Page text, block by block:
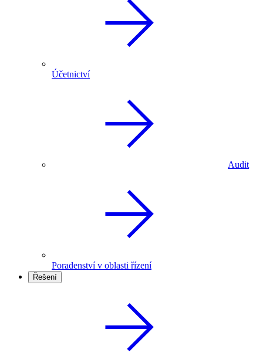
Účetnictví
Audit
Poradenství v oblasti řízení
Řešení